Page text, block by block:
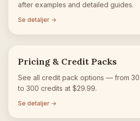
after examples and detailed guides.
Se detaljer →
Pricing & Credit Packs
See all credit pack options — from
to 300 credits at $29.99.
Se detaljer →